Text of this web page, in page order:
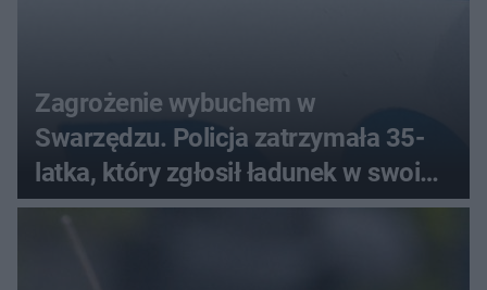
Zagrożenie wybuchem w
Swarzędzu. Policja zatrzymała 35-
latka, który zgłosił ładunek w swoim
aucie